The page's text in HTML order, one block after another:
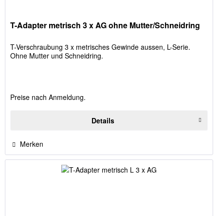
T-Adapter metrisch 3 x AG ohne Mutter/Schneidring
T-Verschraubung 3 x metrisches Gewinde aussen, L-Serie.
Ohne Mutter und Schneidring.
Preise nach Anmeldung.
Details
Merken